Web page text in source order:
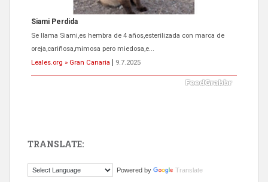
Siami Perdida
Se llama Siami,es hembra de 4 años,esterilizada con marca de
oreja,cariñosa,mimosa pero miedosa,e...
Leales.org » Gran Canaria
9.7.2025
El ayuntamiento se va a llevar a Los Gatos callejeros de la zona los
TRANSLATE:
Powered by Translate